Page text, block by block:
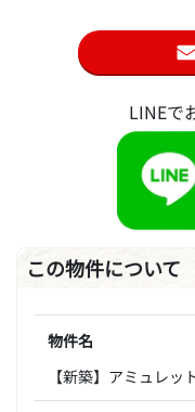
LINEで
この物件について
物件名
【新築】アミュレッ